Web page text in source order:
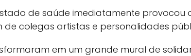
de saúde imediatamente provocou
colegas artistas e personalidades
em um grande mural de